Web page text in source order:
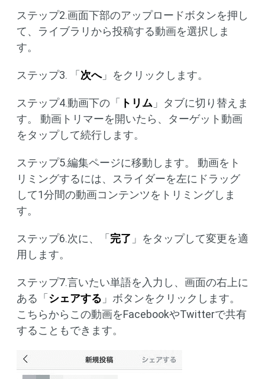
ステップ2.画面下部のアップロードボタンを押し
て、ライブラリから投稿する動画を選択しま
す。
ステップ3. 「 次へ」をクリックします。
ステップ4.動画下の「 トリム 」タブに切り替えま
す。 動画トリマーを開いたら、ターゲット動画
をタップして続行します。
ステップ5.編集ページに移動します。 動画をト
リミングするには、スライダーを左にドラッグ
して1分間の動画コンテンツをトリミングしま
す。
ステップ6.次に、「 完了 」をタップして変更を適
用します。
ステップ7.言いたい単語を入力し、画面の右上に
ある「 シェアする 」ボタンをクリックします。
こちらからこの動画をFacebookやTwitterで共有
することもできます。